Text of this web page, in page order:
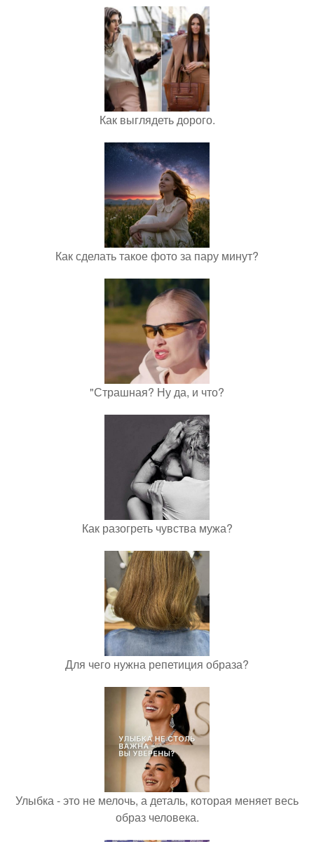
Как выглядеть дорого.
Как сделать такое фото за пару минут?
"Страшная? Ну да, и что?
Как разогреть чувства мужа?
Для чего нужна репетиция образа?
Улыбка - это не мелочь, а деталь, которая меняет весь
образ человека.